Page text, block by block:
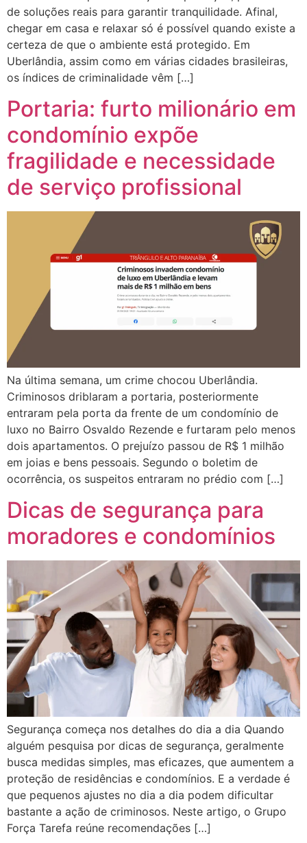
de soluções reais para garantir tranquilidade. Afinal,
chegar em casa e relaxar só é possível quando existe a
certeza de que o ambiente está protegido. Em
Uberlândia, assim como em várias cidades brasileiras,
os índices de criminalidade vêm […]
Portaria: furto milionário em
condomínio expõe
fragilidade e necessidade
de serviço profissional
Na última semana, um crime chocou Uberlândia.
Criminosos driblaram a portaria, posteriormente
entraram pela porta da frente de um condomínio de
luxo no Bairro Osvaldo Rezende e furtaram pelo menos
dois apartamentos. O prejuízo passou de R$ 1 milhão
em joias e bens pessoais. Segundo o boletim de
ocorrência, os suspeitos entraram no prédio com […]
Dicas de segurança para
moradores e condomínios
Segurança começa nos detalhes do dia a dia Quando
alguém pesquisa por dicas de segurança, geralmente
busca medidas simples, mas eficazes, que aumentem a
proteção de residências e condomínios. E a verdade é
que pequenos ajustes no dia a dia podem dificultar
bastante a ação de criminosos. Neste artigo, o Grupo
Força Tarefa reúne recomendações […]